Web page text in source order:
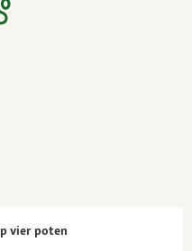
erfelijke ziekten
vier poten